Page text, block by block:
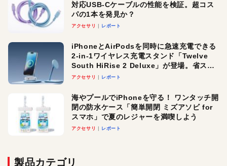
対応USB-Cケーブルの性能を検証。超コス
パの1本を発見か？
アクセサリ レポート
iPhoneとAirPodsを同時に急速充電できる
2-in-1ワイヤレス充電スタンド「Twelve
South HiRise 2 Deluxe」が登場。省スペ
ースでおしゃれに充電したい人にオスス
アクセサリ レポート
海やプールでiPhoneを守る！ ワンタッチ開
閉の防水ケース「簡単開閉 ミズアソビ for
スマホ」で夏のレジャーを満喫しよう
アクセサリ レポート
製品カテゴリ